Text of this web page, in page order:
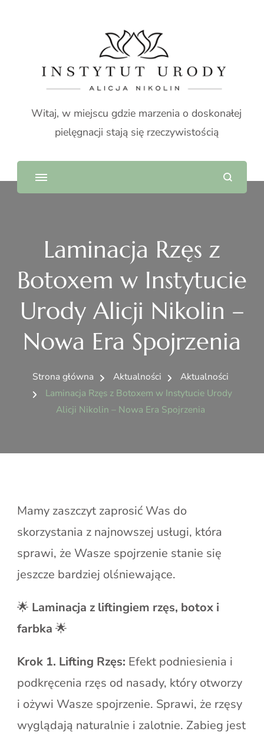
Witaj, w miejscu gdzie marzenia o doskonałej
pielęgnacji stają się rzeczywistością
Laminacja Rzęs z
Botoxem w Instytucie
Urody Alicji Nikolin –
Nowa Era Spojrzenia
Strona główna Aktualności
Aktualności
Laminacja Rzęs z Botoxem w Instytucie Urody
Alicji Nikolin – Nowa Era Spojrzenia
Mamy zaszczyt zaprosić Was do
skorzystania z najnowszej usługi, która
sprawi, że Wasze spojrzenie stanie się
jeszcze bardziej olśniewające.
🌟 Laminacja z liftingiem rzęs, botox i
farbka 🌟
Krok 1. Lifting Rzęs: Efekt podniesienia i
podkręcenia rzęs od nasady, który otworzy
i ożywi Wasze spojrzenie. Sprawi, że rzęsy
wyglądają naturalnie i zalotnie. Zabieg jest